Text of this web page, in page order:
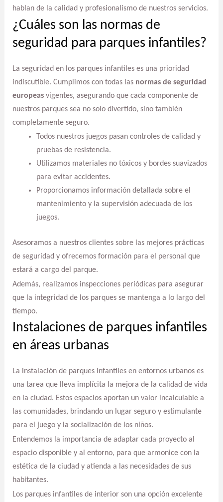
hablan de la calidad y profesionalismo de nuestros servicios.
¿Cuáles son las normas de
seguridad para parques infantiles?
La seguridad en los parques infantiles es una prioridad
indiscutible. Cumplimos con todas las normas de seguridad
europeasvigentes, asegurando que cada componente de
nuestros parques sea no solo divertido, sino también
completamente seguro.
Todos nuestros juegos pasan controles de calidad y
pruebas de resistencia.
Utilizamos materiales no tóxicos y bordes suavizados
para evitar accidentes.
Proporcionamos información detallada sobre el
mantenimiento y la supervisión adecuada de los
juegos.
Asesoramos a nuestros clientes sobre las mejores prácticas
de seguridad y ofrecemos formación para el personal que
estará a cargo del parque.
Además, realizamos inspecciones periódicas para asegurar
que la integridad de los parques se mantenga a lo largo del
tiempo.
Instalaciones de parques infantiles
en áreas urbanas
La instalación de parques infantiles en entornos urbanos es
una tarea que lleva implícita la mejora de la calidad de vida
en la ciudad. Estos espacios aportan un valor incalculable a
las comunidades, brindando un lugar seguro y estimulante
para el juego y la socialización de los niños.
Entendemos la importancia de adaptar cada proyecto al
espacio disponible y al entorno, para que armonice con la
estética de la ciudad y atienda a las necesidades de sus
habitantes.
Los parques infantiles de interior son una opción excelente